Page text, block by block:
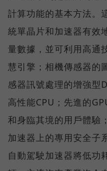
計算功能的基本方法。
統單晶片和加速器有效
量數據，並可利用高通
慧引擎；相機傳感器的
感器訊號處理的增強型
高性能CPU；先進的
和身臨其境的用戶體驗
加速器上的專用安全子
自動駕駛加速器將低功